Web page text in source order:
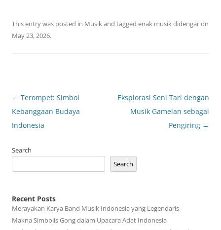
This entry was posted in Musikand tagged enak musik didengaron
May 23, 2026.
Post
navigation
← Terompet: Simbol
Kebanggaan Budaya
Indonesia
Eksplorasi Seni Tari dengan
Musik Gamelan sebagai
Pengiring →
Search
Search
Recent Posts
Merayakan Karya Band Musik Indonesia yang Legendaris
Makna Simbolis Gong dalam Upacara Adat Indonesia